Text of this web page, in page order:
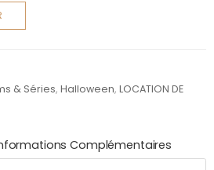
& Séries,Halloween,LOCATION DE
Complémentaires